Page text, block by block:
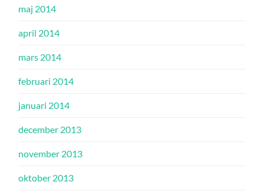
maj 2014
april 2014
mars 2014
februari 2014
januari 2014
december 2013
november 2013
oktober 2013